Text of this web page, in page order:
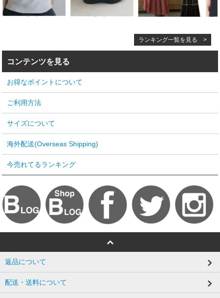
ランキング一覧を見る >
コンテンツを見る
お得なポイントについて
ご利用方法
サイズについて
海外配送(Overseas Shipping)
今売れてるランキング
返品について
配送・送料について